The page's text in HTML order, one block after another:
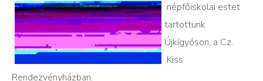
népfőiskolai estet
tartottunk
Újkígyóson, a Cz.
Kiss
Rendezvényházban.